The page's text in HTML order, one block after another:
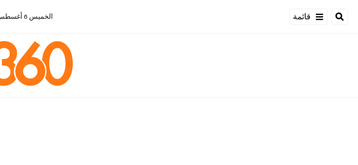
قائمة الخميس 6